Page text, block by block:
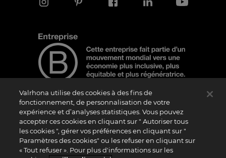
Note d'information
Le logo “Certified B Corporation” est attribué par B Lab, une organisation privée à
but non lucratif, aux entreprises qui, comme la nôtre, ont réalisé avec succès le B
Impact Assessment (“BIA”) et répondent aux exigences de B Lab en matière de
performance sociale et environnementale, de responsabilité et de transparence. Il
est précisé que B Lab n’est pas un organisme d’évaluation de la conformité au sens
Valrhona utilise des cookies à des fins de
fonctionnement, de personnalisation de votre
expérience et d’analyses statistiques. Vous pouvez
accepter ces cookies en cliquant sur " Autoriser tous
les cookies ", gérer vos préférences en cliquant sur "
Paramètres des cookies" ou les refuser en cliquant sur
« Tout refuser ». Pour plus d'informations sur les